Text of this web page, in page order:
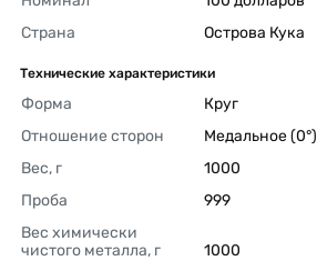
Страна
Острова Кука
Технические характеристики
Форма
Круг
Отношение сторон
Медальное (0°)
Вес, г
1000
Проба
999
Вес химически
чистого металла, г
1000